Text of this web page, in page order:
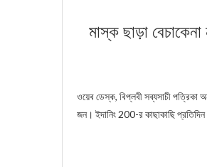
মাস্ক ছাড়া
ওয়েব ডেস্ক, বিপ্লবী সব্যসাচী পত্রিকা
জন। ইদানিং 200-র কাছাকাছি